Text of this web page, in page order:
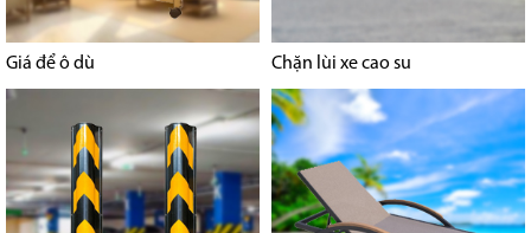
Giá để ô dù Chặn lùi xe cao su